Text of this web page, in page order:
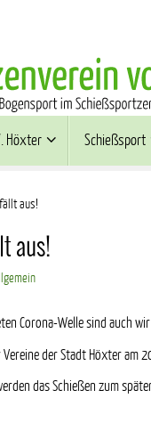
Höxter Schießsport
aus!
aus!
Corona-Welle sind auch
der Stadt Höxter am
das Schießen zum